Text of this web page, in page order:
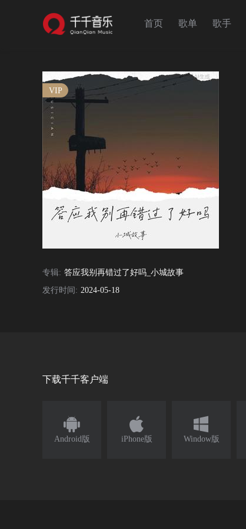
首页 歌单 歌手
VIP
专辑: 答应我别再错过了好吗_小城故事
发行时间: 2024-05-18
下载千千客户端

Android版

iPhone版

Window版